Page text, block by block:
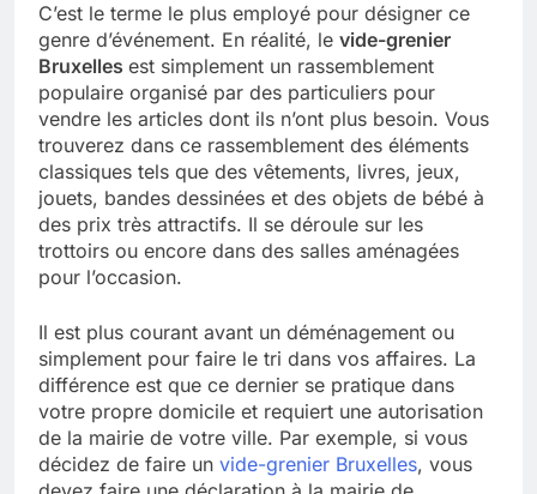
C’est le terme le plus employé pour désigner ce
genre d’événement. En réalité, le vide-grenier
Bruxelles est simplement un rassemblement
populaire organisé par des particuliers pour
vendre les articles dont ils n’ont plus besoin. Vous
trouverez dans ce rassemblement des éléments
classiques tels que des vêtements, livres, jeux,
jouets, bandes dessinées et des objets de bébé à
des prix très attractifs. Il se déroule sur les
trottoirs ou encore dans des salles aménagées
pour l’occasion.
Il est plus courant avant un déménagement ou
simplement pour faire le tri dans vos affaires. La
différence est que ce dernier se pratique dans
votre propre domicile et requiert une autorisation
de la mairie de votre ville. Par exemple, si vous
décidez de faire un vide-grenier Bruxelles, vous